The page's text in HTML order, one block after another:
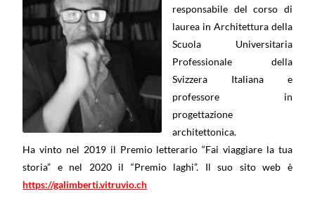
responsabile del corso di
laurea in Architettura della
Scuola Universitaria
Professionale della
Svizzera Italiana e
professore in
progettazione
architettonica.
Ha vinto nel 2019 il Premio letterario “Fai viaggiare la tua
storia” e nel 2020 il “Premio laghi”. Il suo sito web è
https://galimberti.vitruvio.ch